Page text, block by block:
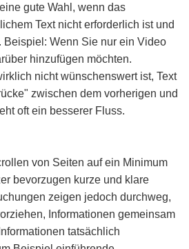
gute Wahl, wenn das
Text nicht erforderlich ist und
Beispiel: Wenn Sie nur ein Video
hinzufügen möchten.
nicht wünschenswert ist, Text
zwischen dem vorherigen und
oft ein besserer Fluss.
von Seiten auf ein Minimum
bevorzugen kurze und klare
zeigen jedoch durchweg,
Informationen gemeinsam
tatsächlich